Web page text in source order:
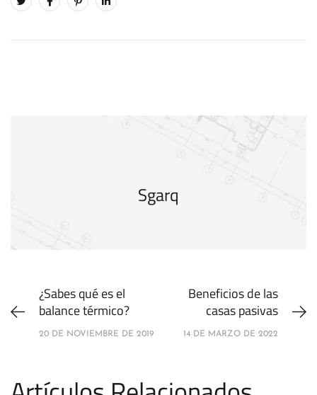
Sgarq
¿Sabes qué es el
balance térmico?
20 DE NOVIEMBRE DE 2019
Beneficios de las
casas pasivas
14 DE MARZO DE 2022